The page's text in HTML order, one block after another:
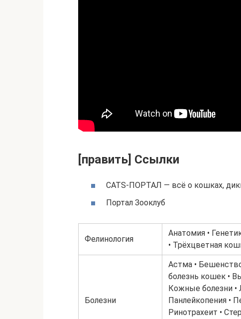
[править] Ссылки
CATS-ПОРТАЛ — всё о кошках,
Портал Зооклуб
Фелинология
Анатомия •
• Трёхцветная
Болезни
Астма •
болезнь кошек •
Кожные болезни •
Панлейкопения •
Ринотрахеит •